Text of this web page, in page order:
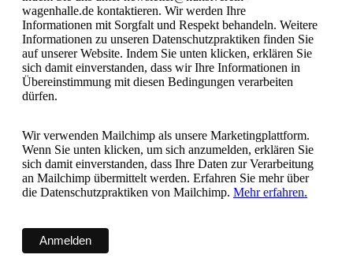
wagenhalle.de kontaktieren. Wir werden Ihre
Informationen mit Sorgfalt und Respekt behandeln. Weitere
Informationen zu unseren Datenschutzpraktiken finden Sie
auf unserer Website. Indem Sie unten klicken, erklären Sie
sich damit einverstanden, dass wir Ihre Informationen in
Übereinstimmung mit diesen Bedingungen verarbeiten
dürfen.
Wir verwenden Mailchimp als unsere Marketingplattform.
Wenn Sie unten klicken, um sich anzumelden, erklären Sie
sich damit einverstanden, dass Ihre Daten zur Verarbeitung
an Mailchimp übermittelt werden. Erfahren Sie mehr über
die Datenschutzpraktiken von Mailchimp. Mehr erfahren.